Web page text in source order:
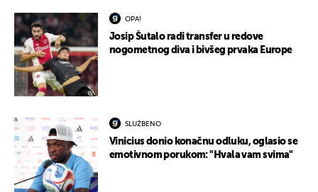
OPA!
Josip Šutalo radi transfer u redove
nogometnog diva i bivšeg prvaka Europe
SLUŽBENO
Vinicius donio konačnu odluku, oglasio se
emotivnom porukom: "Hvala vam svima"